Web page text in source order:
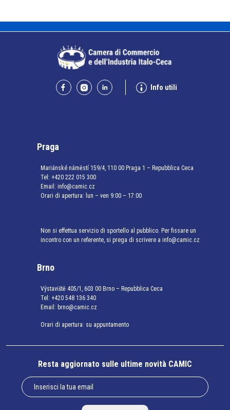
Info utili
Praga
Mariánské náměstí 159/4, 110 00 Praga 1 – Repubblica Ceca
Tel: +420 222 015 300
Email: info@camic.cz
Orari di apertura: lun – ven 9:00 – 17:00
Non si effettua servizio di sportello al pubblico. Per fissare un
incontro con un referente, si prega di scrivere a info@camic.cz
Brno
Výstaviště 405/1, 603 00 Brno – Repubblica Ceca
Tel: +420 548 136 340
Email: brno@camic.cz
Orari di apertura: su appuntamento
Resta aggiornato sulle ultime novità CAMIC